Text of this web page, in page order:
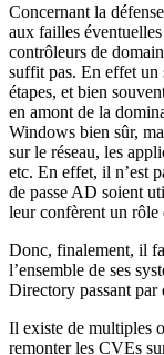
Concernant la
aux failles
contrôleurs de
suffit pas. En effet un
étapes, et bien
en amont de la
Windows bien sûr,
sur le réseau, les
etc. En effet, il n’est
de passe AD soient
leur confèrent un rôle
Donc, finalement, il
l’ensemble de ses
Directory passant par
Il existe de multiples
remonter les CVEs